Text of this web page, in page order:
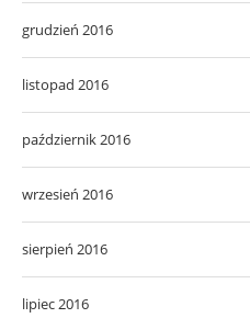
grudzień 2016
listopad 2016
październik 2016
wrzesień 2016
sierpień 2016
lipiec 2016